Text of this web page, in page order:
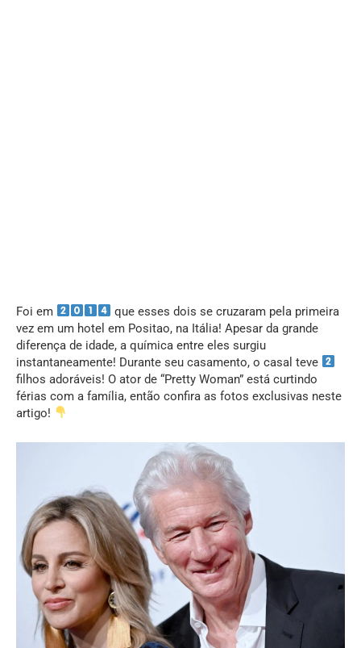
Foi em
que esses dois se cruzaram pela primeira
vez em um hotel em Positao, na Itália! Apesar da grande
diferença de idade, a química entre eles surgiu
instantaneamente! Durante seu casamento, o casal teve
filhos adoráveis! O ator de “Pretty Woman” está curtindo
férias com a família, então confira as fotos exclusivas neste
artigo!